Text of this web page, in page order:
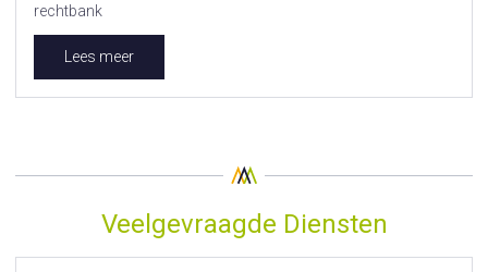
rechtbank
Lees meer
Veelgevraagde Diensten